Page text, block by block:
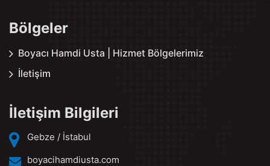
Bölgeler
Boyacı Hamdi Usta | Hizmet Bölgelerimiz
İletişim
İletişim Bilgileri
Gebze / İstabul
boyacihamdiusta.com